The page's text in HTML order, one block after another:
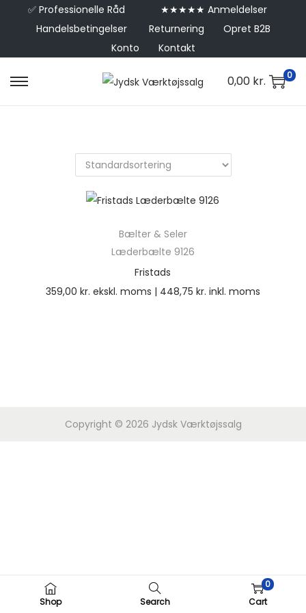
✅ Professionelle Råd
★★★★★ Anmeldelser
Handelsbetingelser
Returnering
Opret B2B
Konto
Kontakt
0,00 kr. 0
Bælter & Seler
Læderbælte 9126
Fristads
359,00 kr. ekskl. moms | 448,75 kr. inkl. moms
Shop Search
0
Cart
Copyright © 2026 Jydsk Værktøjssalg